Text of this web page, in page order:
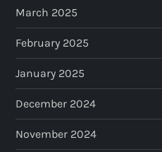
March 2025
February 2025
January 2025
December 2024
November 2024